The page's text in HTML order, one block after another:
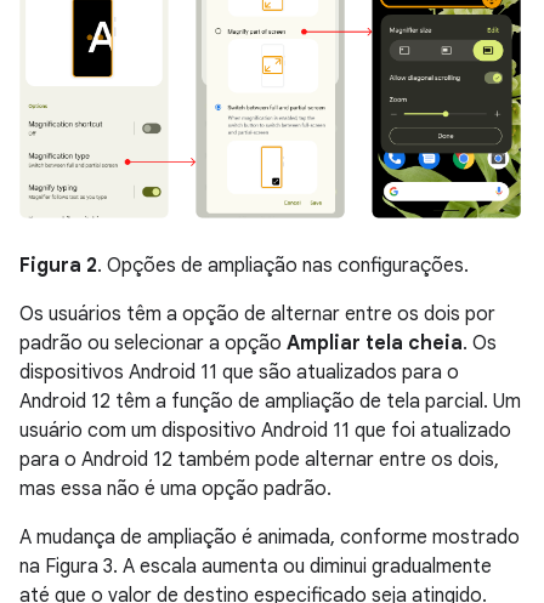
Figura 2. Opções de ampliação nas configurações.
Os usuários têm a opção de alternar entre os dois por
padrão ou selecionar a opção Ampliar tela cheia. Os
dispositivos Android 11 que são atualizados para o
Android 12 têm a função de ampliação de tela parcial. Um
usuário com um dispositivo Android 11 que foi atualizado
para o Android 12 também pode alternar entre os dois,
mas essa não é uma opção padrão.
A mudança de ampliação é animada, conforme mostrado
na Figura 3. A escala aumenta ou diminui gradualmente
até que o valor de destino especificado seja atingido.